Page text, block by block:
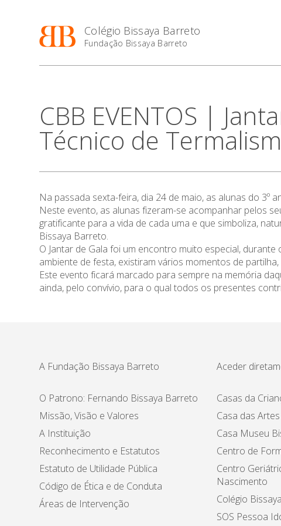
Colégio Bissaya Barreto
Fundação Bissaya Barreto
CBB EVENTOS |
Técnico de
Na passada sexta-feira, dia 24 de maio, as alunas do 3º
Neste evento, as alunas fizeram-se acompanhar pelos
gratificante para a vida de cada uma e que simboliza,
Bissaya Barreto.
O Jantar de Gala foi um encontro muito especial,
ambiente de festa, existiram vários momentos de
Este evento ficará marcado para sempre na memória
ainda, pelo convívio, para o qual todos os presentes
A Fundação Bissaya Barreto
O Patrono: Fernando Bissaya Barreto
Missão, Visão e Valores
A Instituição
Reconhecimento e Estatutos
Estatuto de Utilidade Pública
Código de Ética e de Conduta
Áreas de Intervenção
Aceder
Casas da
Casa das
Casa Museu
Centro de
Centro
Nascimento
Colégio
SOS Pessoa